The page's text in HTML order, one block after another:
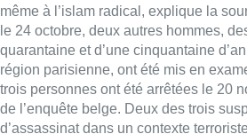
même à l’islam radical, explique la
le 24 octobre, deux autres hommes,
quarantaine et d’une cinquantaine
région parisienne, ont été mis en
trois personnes ont été arrêtées le 20
de l’enquête belge. Deux des trois
d’assassinat dans un contexte